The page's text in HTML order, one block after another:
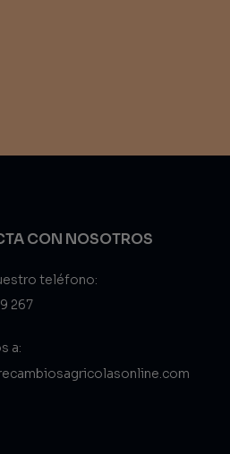
CON NOSOTROS
teléfono:
267
a: